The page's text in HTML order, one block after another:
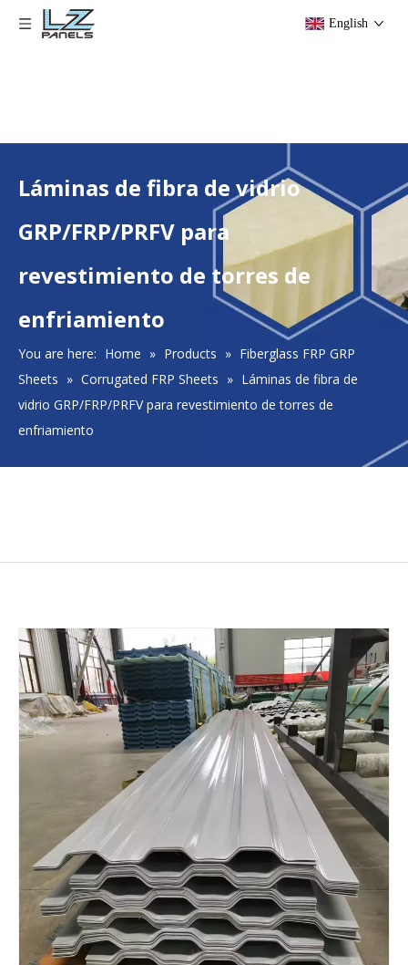
English
Láminas de fibra de vidrio
GRP/FRP/PRFV para
revestimiento de torres de
enfriamiento
You are here: Home » Products » Fiberglass FRP GRP
Sheets » Corrugated FRP Sheets » Láminas de fibra de
vidrio GRP/FRP/PRFV para revestimiento de torres de
enfriamiento